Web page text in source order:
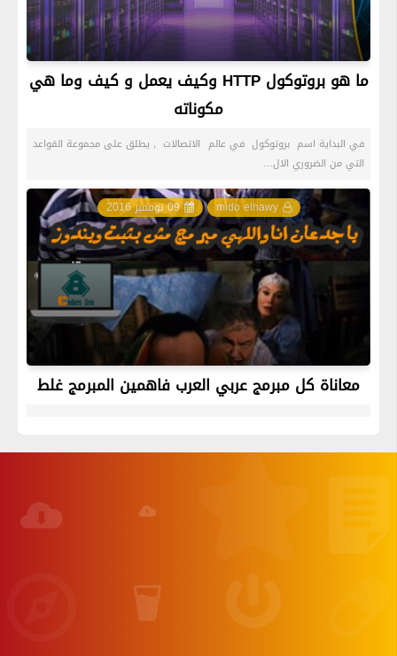
ما هو بروتوكول HTTP وكيف يعمل و كيف وما هي
مكوناته
في البداية اسم بروتوكول في عالم الاتصالات , يطلق على مجموعة القواعد
التي من الضروري الال…
mido elhawy 09 نوفمبر 2016
معاناة كل مبرمج عربي العرب فاهمين المبرمج غلط